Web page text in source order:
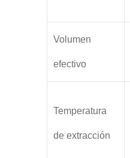
Volumen
efectivo
Temperatura
de extracción